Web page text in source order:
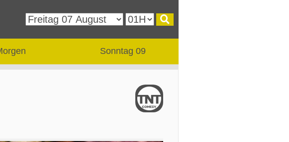
Sonntag 09